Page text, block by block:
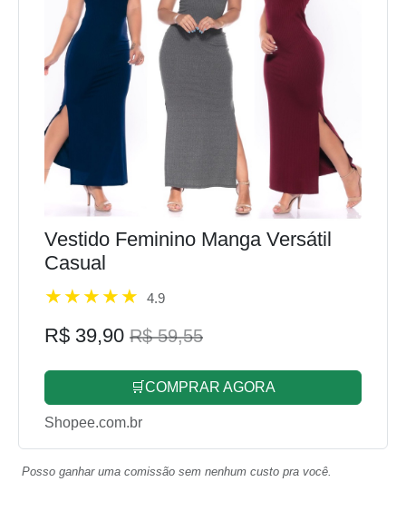
Vestido Feminino Manga Versátil
Casual
4.9
R$ 39,90 R$ 59,55
🛒COMPRAR AGORA
Shopee.com.br
Posso ganhar uma comissão sem nenhum custo pra você.